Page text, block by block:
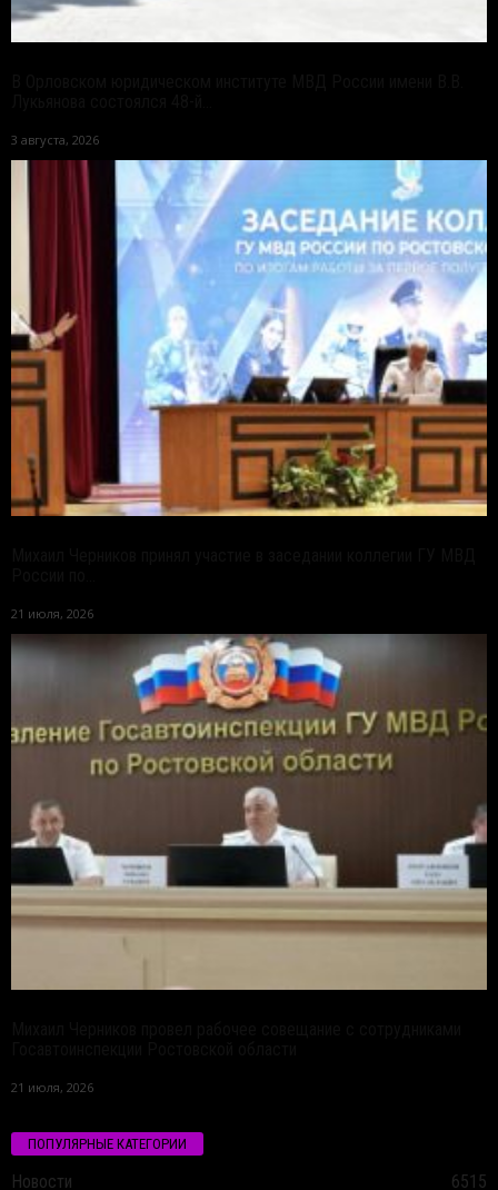
3 августа, 2026
21 июля, 2026
21 июля, 2026
ПОПУЛЯРНЫЕ КАТЕГОРИИ
Новости 6515